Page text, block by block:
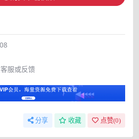
服或反馈
分享 收藏 点赞(0)